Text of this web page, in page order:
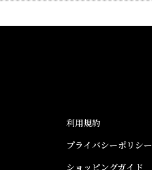
利用規約
プライバシーポリシー
ショッピングガイド